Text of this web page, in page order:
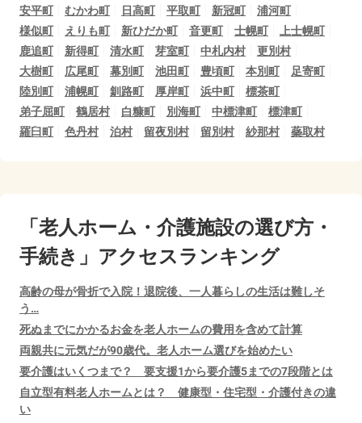
安平町
むかわ町 日高町 平取町 新冠町
浦河町
様似町
えりも町 新ひだか町 音更町 士幌町
上士幌町
鹿追町
新得町 清水町 芽室町 中札内村
更別村
大樹町
広尾町 幕別町 池田町 豊頃町 本別町
足寄町
陸別町
浦幌町 釧路町 厚岸町 浜中町
標茶町
弟子屈町
鶴居村 白糠町 別海町 中標津町
標津町
羅臼町
色丹村 泊村 留夜別村 留別村 紗那村 蘂取村
「老人ホーム・介護施設の選び方・
手続き」アクセスランキング
高齢の母が骨折で入院！退院後、一人暮らしの生活は難しそ
う…
死ぬまでにかかるお金を老人ホームの費用を含めて計算
両親共に元気だが90歳代。老人ホーム選びを始めたい
要介護はいくつまで？ 要支援1から要介護5までの7段階とは
自立型有料老人ホームとは？ 健康型・住宅型・介護付きの違
い